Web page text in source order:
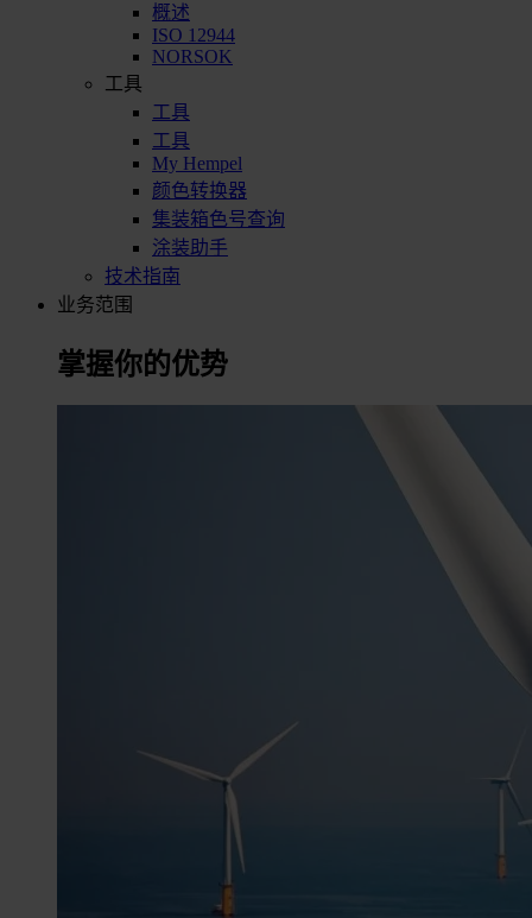
概述
ISO 12944
NORSOK
工具
工具
工具
My Hempel
颜色转换器
集装箱色号查询
涂装助手
技术指南
业务范围
掌握你的优势